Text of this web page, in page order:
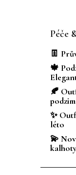
Péče
👖
🍁
🍂
podzim
✨
léto
💫